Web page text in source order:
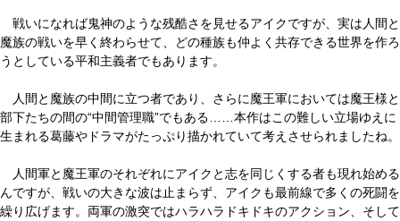
戦いになれば鬼神のような残酷さを見せるアイクですが、実は人間と
魔族の戦いを早く終わらせて、どの種族も仲よく共存できる世界を作ろ
うとしている平和主義者でもあります。
人間と魔族の中間に立つ者であり、さらに魔王軍においては魔王様と
部下たちの間の“中間管理職”でもある……本作はこの難しい立場ゆえに
生まれる葛藤やドラマがたっぷり描かれていて考えさせられましたね。
人間軍と魔王軍のそれぞれにアイクと志を同じくする者も現れ始める
んですが、戦いの大きな波は止まらず、アイクも最前線で多くの死闘を
繰り広げます。両軍の激突ではハラハラドキドキのアクション、そして